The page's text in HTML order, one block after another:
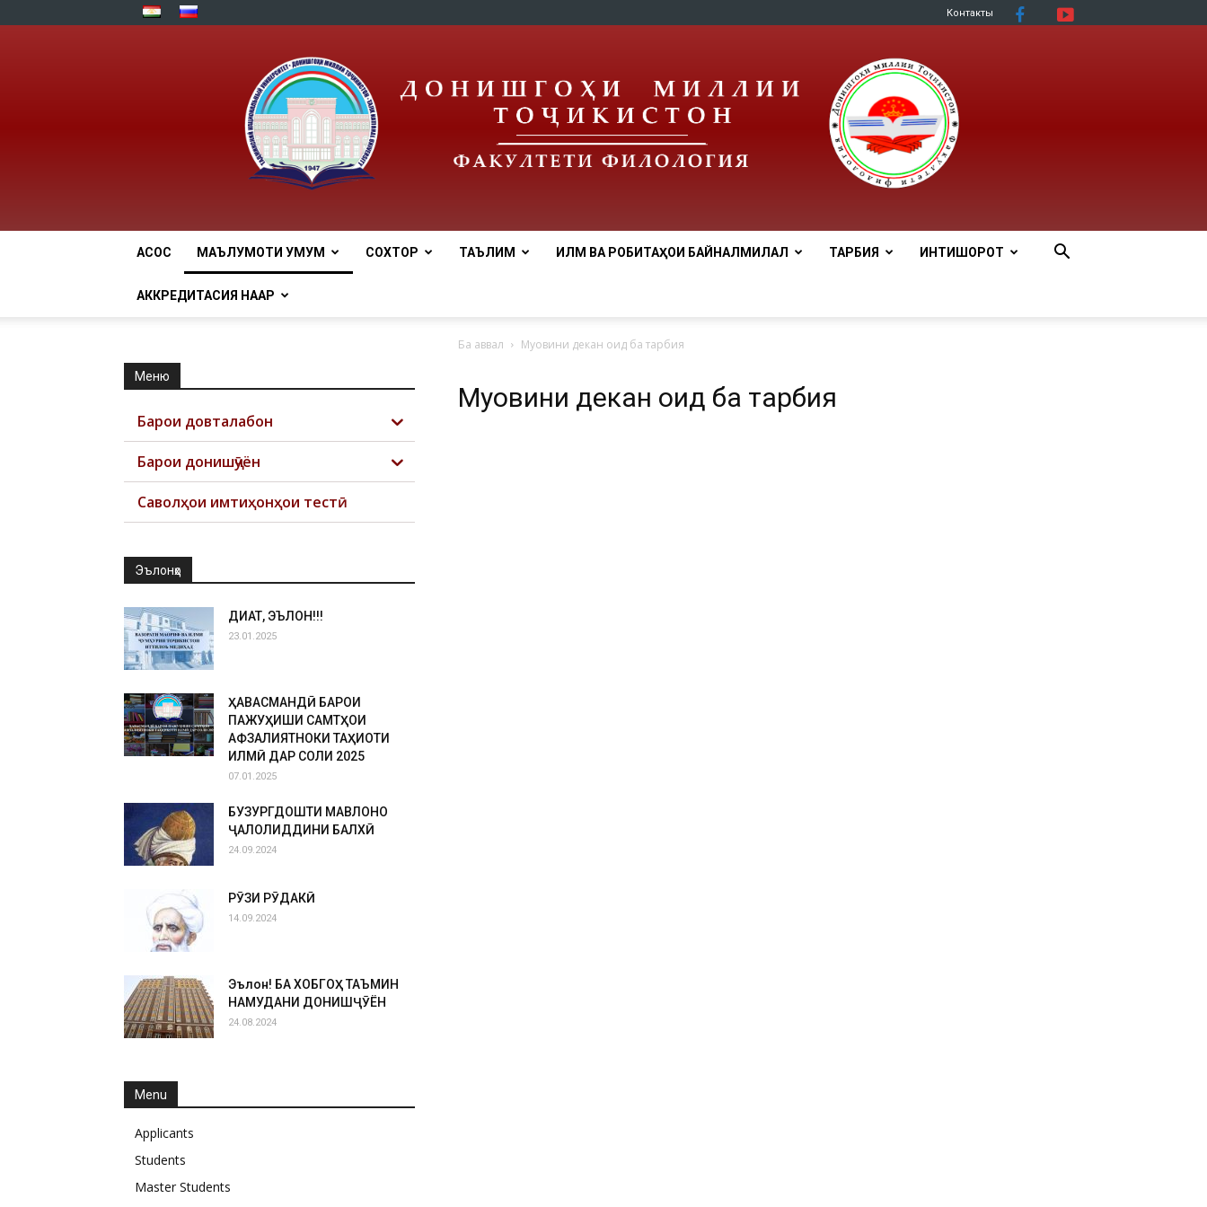
Контакты
АСОСӢ МАЪЛУМОТИ УМУМӢ СОХТОР ТАЪЛИМ ИЛМ ВА РОБИТАҲОИ БАЙНАЛМИЛАЛӢ ТАРБИЯ ИНТИШОРОТ
АККРЕДИТАСИЯ НААР
Ба аввал Муовини декан оид ба тарбия
Муовини декан оид ба тарбия
Меню
Барои довталабон
Барои донишҷӯён
Саволҳои имтиҳонҳои тестӣ
Эълонҳо
ДИҚҚАТ, ЭЪЛОН!!!
23.01.2025
ҲАВАСМАНДӢ БАРОИ
ПАЖУҲИШИ САМТҲОИ
АФЗАЛИЯТНОКИ ТАҲҚИҚОТИ
ИЛМӢ ДАР СОЛИ 2025
07.01.2025
БУЗУРГДОШТИ МАВЛОНО
ҶАЛОЛИДДИНИ БАЛХӢ
24.09.2024
РӮЗИ РӮДАКӢ
14.09.2024
Эълон! БА ХОБГОҲ ТАЪМИН
НАМУДАНИ ДОНИШҶӮЁН
24.08.2024
Menu
Applicants
Students
Master Students